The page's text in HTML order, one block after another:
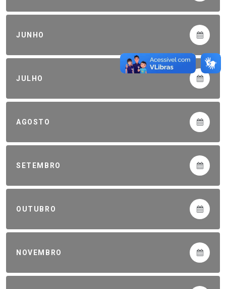
JUNHO
JULHO
AGOSTO
SETEMBRO
OUTUBRO
NOVEMBRO